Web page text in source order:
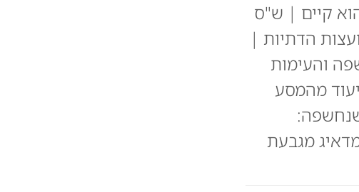
קיים | ש"ס
הדתיות |
והעימות
מהמסע
מגבעת